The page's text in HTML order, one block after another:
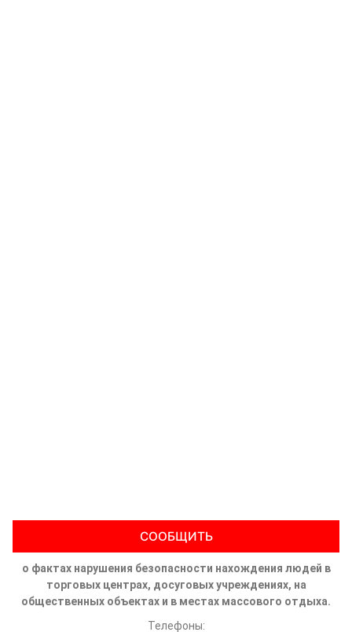
СООБЩИТЬ
о фактах нарушения безопасности нахождения людей в
торговых центрах, досуговых учреждениях, на
общественных объектах и в местах массового отдыха.
Телефоны: